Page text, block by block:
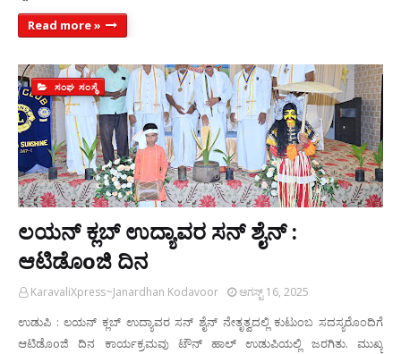
Read more »
ಸಂಘ ಸಂಸ್ಥೆ
ಲಯನ್ ಕ್ಲಬ್ ಉದ್ಯಾವರ ಸನ್ ಶೈನ್ :
ಆಟಿಡೊoಜಿ ದಿನ
KaravaliXpress~Janardhan Kodavoor ಆಗಸ್ಟ್ 16, 2025
ಉಡುಪಿ : ಲಯನ್ ಕ್ಲಬ್ ಉದ್ಯಾವರ ಸನ್ ಶೈನ್ ನೇತೃತ್ವದಲ್ಲಿ ಕುಟುಂಬ ಸದಸ್ಯರೊಂದಿಗೆ
ಆಟಿಡೊoಜಿ ದಿನ ಕಾರ್ಯಕ್ರಮವು ಟೌನ್ ಹಾಲ್ ಉಡುಪಿಯಲ್ಲಿ ಜರಗಿತು. ಮುಖ್ಯ